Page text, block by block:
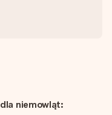
niemowląt: